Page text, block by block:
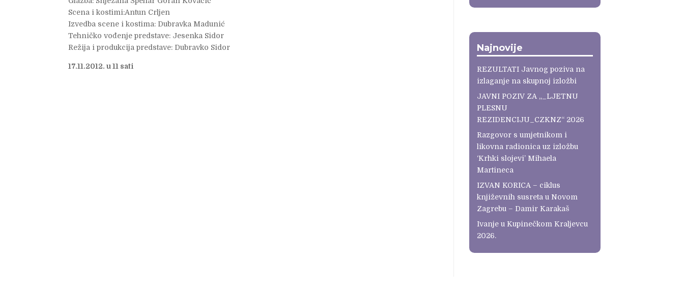
Scena i kostimi:Antun Crljen
Izvedba scene i kostima: Dubravka Madunić
Tehničko vođenje predstave: Jesenka Sidor
Režija i produkcija predstave: Dubravko Sidor
17.11.2012. u 11 sati
Najnovije
REZULTATI Javnog poziva na
izlaganje na skupnoj izložbi
JAVNI POZIV ZA „_LJETNU
PLESNU
REZIDENCIJU_CZKNZ“ 2026
Razgovor s umjetnikom i
likovna radionica uz izložbu
‘Krhki slojevi’ Mihaela
Martineca
IZVAN KORICA – ciklus
književnih susreta u Novom
Zagrebu – Damir Karakaš
Ivanje u Kupinečkom Kraljevcu
2026.